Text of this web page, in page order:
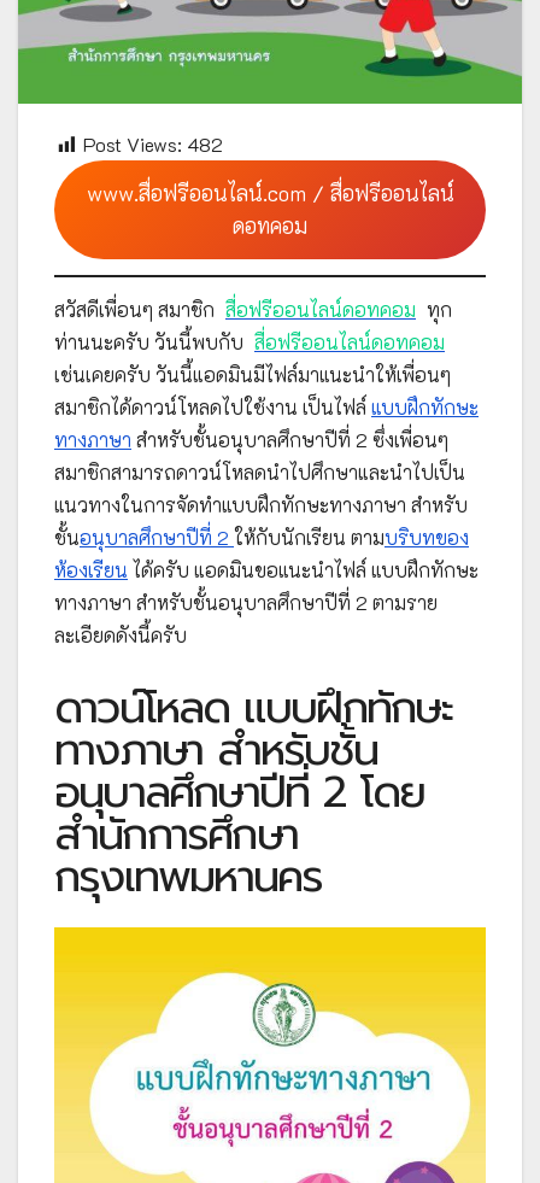
Post Views: 482
www.สื่อฟรีออนไลน์.com / สื่อฟรีออนไลน์
ดอทคอม
สวัสดีเพื่อนๆ สมาชิก สื่อฟรีออนไลน์ดอทคอม ทุก
ท่านนะครับ วันนี้พบกับ สื่อฟรีออนไลน์ดอทคอม
เช่นเคยครับ วันนี้แอดมินมีไฟล์มาแนะนำให้เพื่อนๆ
สมาชิกได้ดาวน์โหลดไปใช้งาน เป็นไฟล์ แบบฝึกทักษะ
ทางภาษา สำหรับชั้นอนุบาลศึกษาปีที่ 2 ซึ่งเพื่อนๆ
สมาชิกสามารถดาวน์โหลดนำไปศึกษาและนำไปเป็น
แนวทางในการจัดทำแบบฝึกทักษะทางภาษา สำหรับ
ชั้นอนุบาลศึกษาปีที่ 2 ให้กับนักเรียน ตามบริบทของ
ห้องเรียน ได้ครับ แอดมินขอแนะนำไฟล์ แบบฝึกทักษะ
ทางภาษา สำหรับชั้นอนุบาลศึกษาปีที่ 2 ตามราย
ละเอียดดังนี้ครับ
ดาวน์โหลด แบบฝึกทักษะ
ทางภาษา สำหรับชั้น
อนุบาลศึกษาปีที่ 2 โดย
สำนักการศึกษา
กรุงเทพมหานคร